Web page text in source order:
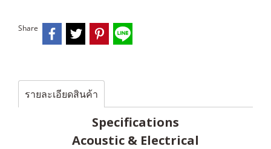
Share
รายละเอียดสินค้า
Specifications
Acoustic & Electrical